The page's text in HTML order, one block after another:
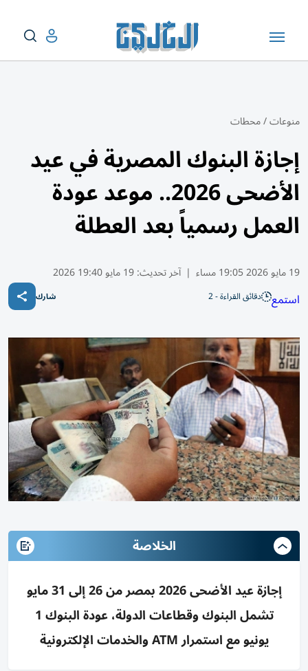
منوعات/محطات
إجازة البنوك المصرية في عيد
الأضحى 2026.. موعد عودة
العمل رسمياً بعد العطلة
19 مايو 2026 19:05 مساء | آخر تحديث:19 مايو 19:40 2026
استمع دقائق القراءة - 2 شارك
الخلاصة
إجازة عيد الأضحى 2026 بمصر من 26 إلى 31 مايو
تشمل البنوك وقطاعات الدولة، عودة البنوك 1
يونيو مع استمرار ATM والخدمات الإلكترونية